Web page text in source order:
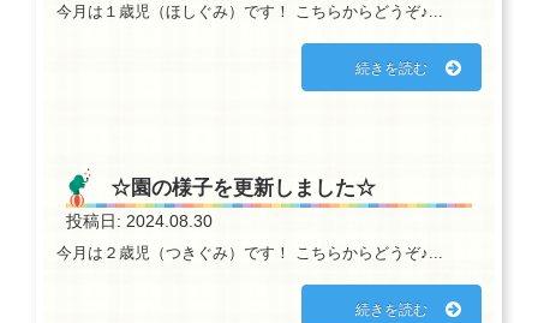
今月は１歳児（ほしぐみ）です！ こちらからどうぞ♪...
続きを読む
☆園の様子を更新しました☆
投稿日: 2024.08.30
今月は２歳児（つきぐみ）です！ こちらからどうぞ♪...
続きを読む